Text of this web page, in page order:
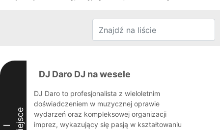
I Miejsce
DJ Daro DJ na wesele
DJ Daro to profesjonalista z wieloletnim
doświadczeniem w muzycznej oprawie
wydarzeń oraz kompleksowej organizacji
imprez, wykazujący się pasją w kształtowaniu